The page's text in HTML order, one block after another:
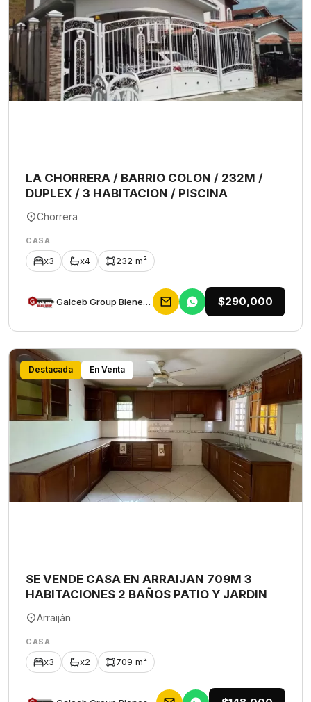
LA CHORRERA / BARRIO COLON / 232M /
DUPLEX / 3 HABITACION / PISCINA
Chorrera
CASA
x3 x4 232 m²
Galceb Group Bienes Raices $290,000
Destacada En Venta
SE VENDE CASA EN ARRAIJAN 709M 3
HABITACIONES 2 BAÑOS PATIO Y JARDIN
Arraiján
CASA
x3 x2 709 m²